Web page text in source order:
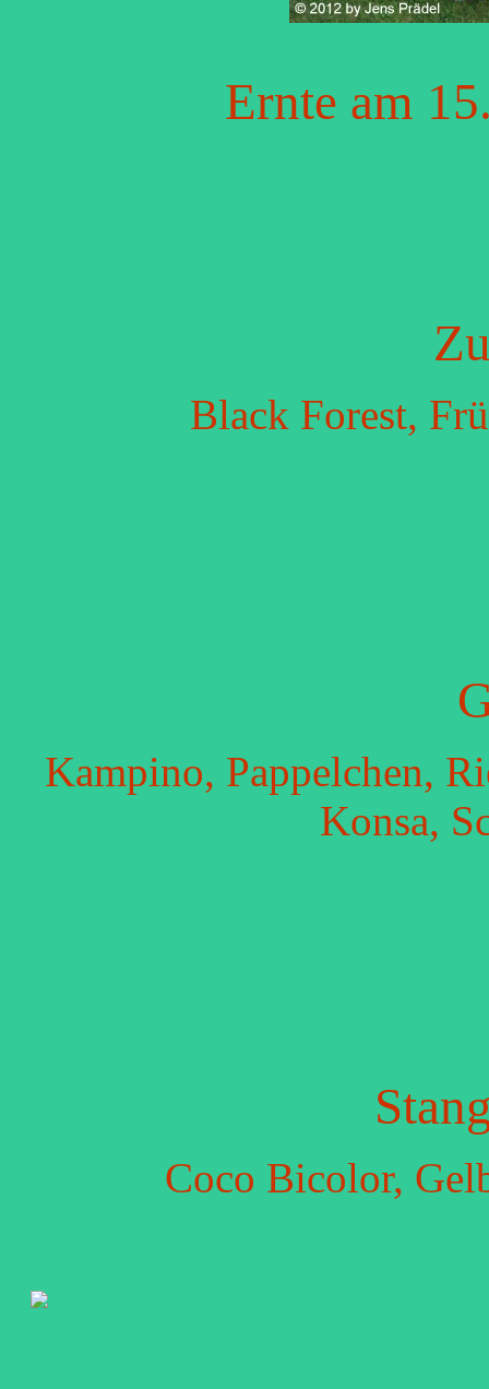
Ernte am
Black Forest,
Kampino, Pappelchen,
Konsa,
Coco Bicolor,